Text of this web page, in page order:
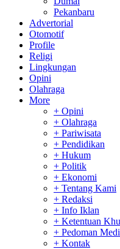
Pekanbaru
Advertorial
Otomotif
Profile
Religi
Lingkungan
Opini
Olahraga
More
+ Opini
+ Olahraga
+ Pariwisata
+ Pendidikan
+ Hukum
+ Politik
+ Ekonomi
+ Tentang Kami
+ Redaksi
+ Info Iklan
+ Ketentuan
+ Pedoman
+ Kontak